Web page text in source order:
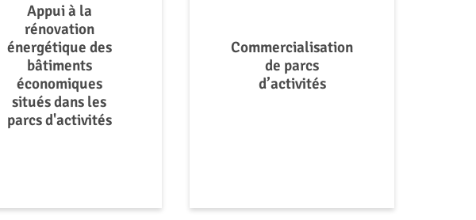
Appui à la
rénovation
énergétique des
bâtiments
économiques
situés dans les
parcs d'activités
Commercialisation
de parcs
d’activités